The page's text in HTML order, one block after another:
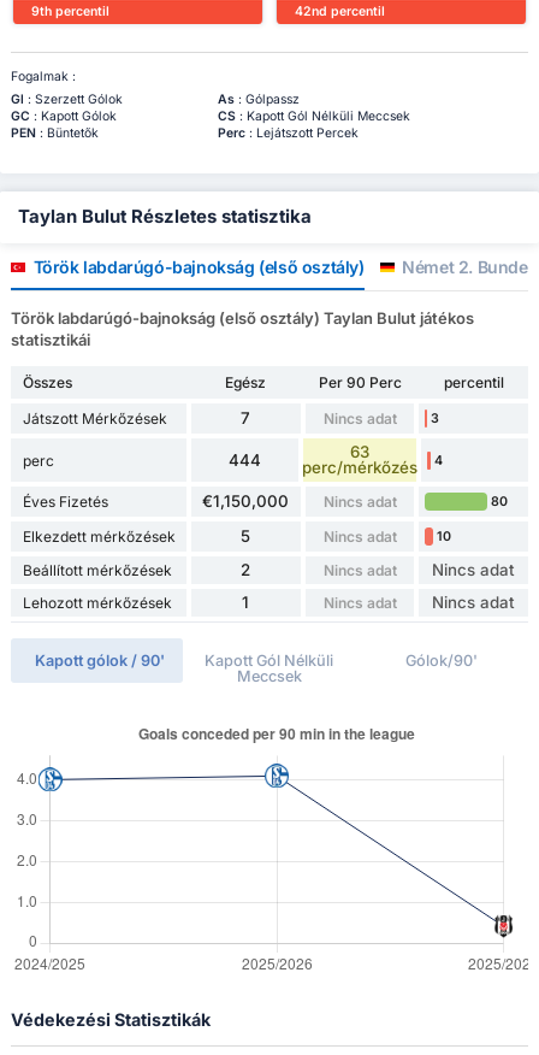
9th percentil
42nd percentil
Fogalmak :
Gl : Szerzett Gólok As: Gólpassz
GC : Kapott Gólok CS: Kapott Gól Nélküli Meccsek
PEN : Büntetők Perc: Lejátszott Percek
Taylan Bulut Részletes statisztika
Török labdarúgó-bajnokság (első osztály) Német 2.
Török labdarúgó-bajnokság (első osztály) Taylan Bulut játékos
statisztikái
Összes Egész Per 90 Perc
percentil
Játszott Mérkőzések
7 Nincs adat 3
perc 444
63
perc/mérkőzés
4
Éves Fizetés €1,150,000 Nincs adat 80
Elkezdett mérkőzések 5 Nincs adat 10
Beállított mérkőzések 2 Nincs adat Nincs adat
Lehozott mérkőzések 1 Nincs adat Nincs adat
Kapott gólok / 90'
Kapott Gól Nélküli
Meccsek
Gólok/90'
Védekezési Statisztikák